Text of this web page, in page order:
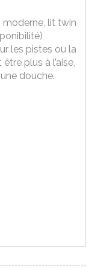
moderne, lit twin
les pistes ou la
plus à l’aise,
douche.